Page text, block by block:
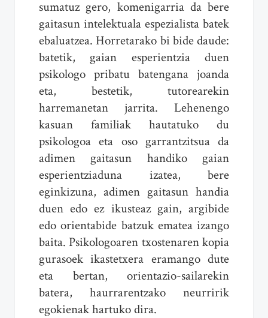
sumatuz gero, komenigarria da bere
gaitasun intelektuala espezialista batek
ebaluatzea. Horretarako bi bide daude:
batetik, gaian esperientzia duen
psikologo pribatu batengana joanda
eta, bestetik, tutorearekin
harremanetan jarrita. Lehenengo
kasuan familiak hautatuko du
psikologoa eta oso garrantzitsua da
adimen gaitasun handiko gaian
esperientziaduna izatea, bere
eginkizuna, adimen gaitasun handia
duen edo ez ikusteaz gain, argibide
edo orientabide batzuk ematea izango
baita. Psikologoaren txostenaren kopia
gurasoek ikastetxera eramango dute
eta bertan, orientazio-sailarekin
batera, haurrarentzako neurririk
egokienak hartuko dira.